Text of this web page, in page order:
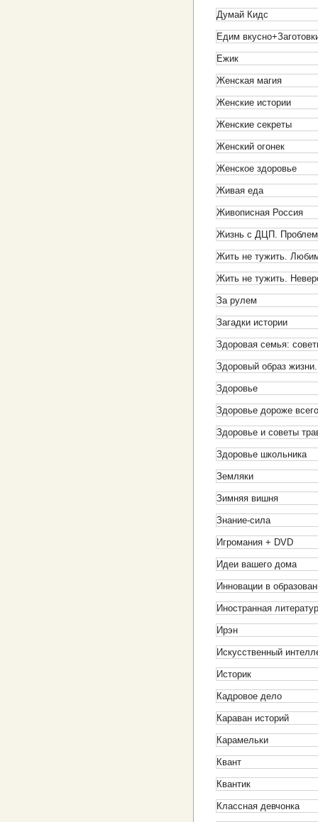
Думай Кидс
Едим
Ежик
Женская магия
Женские истории
Женские секреты
Женский огонек
Женское здоровье
Живая еда
Живописная Россия
Жизнь с ДЦП.
Жить не тужить.
Жить не тужить.
За рулем
Загадки истории
Здоровая семья:
Здоровый образ
Здоровье
Здоровье дороже
Здоровье и советы
Здоровье школьника
Земляки
Зимняя вишня
Знание-сила
Игромания + DVD
Идеи вашего дома
Инновации в
Иностранная
Ирэн
Искусственный
Историк
Кадровое дело
Караван историй
Карамельки
Квант
Квантик
Классная девчонка